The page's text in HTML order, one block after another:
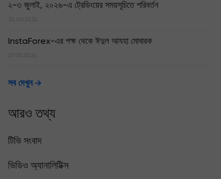
২-৩ জুলাই, ২০২৬-এ ট্রেডিংয়ের সময়সূচিতে পরিবর্তন
30.06.2026
InstaForex-এর পক্ষ থেকে ঈদুল আযহা মোবারক
27.05.2026
সব দেখুন
আরও তথ্য
টিভি সংবাদ
ভিডিও অ্যানালিটিক্স